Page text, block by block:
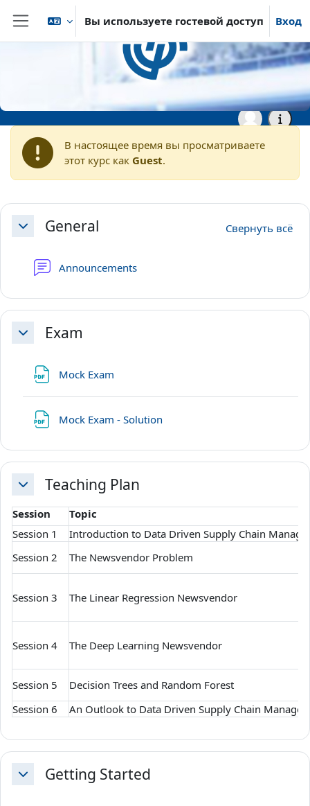
Перейти к основному содержанию
Боковая панель
Вы используете гостевой доступ Вход
vhb - Virtuelle Hochschule Bayern vhb - Wirtschaftswissenschaften Demokurse
vhb - Course Data Driven
Supply Chain Management -
Demo
В настоящее время вы просматриваете
этот курс как Guest.
Section outline
СвернутьGeneral Свернуть всё
Announcements
СвернутьExam
Mock Exam
Mock Exam - Solution
СвернутьTeaching Plan
Session
Topic
Session 1
Introduction to Data Driven Supply Chain
Session 2
The Newsvendor Problem
Session 3 The Linear Regression Newsvendor
Session 4 The Deep Learning Newsvendor
Session 5
Decision Trees and Random Forest
Session 6
An Outlook to Data Driven Supply Chain
СвернутьGetting Started